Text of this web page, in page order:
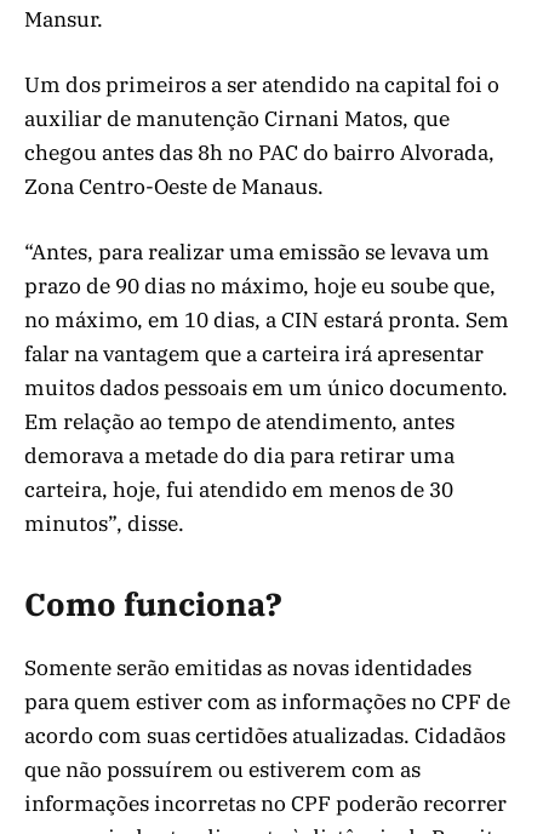
Mansur.
Um dos primeiros a ser atendido na capital foi o
auxiliar de manutenção Cirnani Matos, que
chegou antes das 8h no PAC do bairro Alvorada,
Zona Centro-Oeste de Manaus.
“Antes, para realizar uma emissão se levava um
prazo de 90 dias no máximo, hoje eu soube que,
no máximo, em 10 dias, a CIN estará pronta. Sem
falar na vantagem que a carteira irá apresentar
muitos dados pessoais em um único documento.
Em relação ao tempo de atendimento, antes
demorava a metade do dia para retirar uma
carteira, hoje, fui atendido em menos de 30
minutos”, disse.
Como funciona?
Somente serão emitidas as novas identidades
para quem estiver com as informações no CPF de
acordo com suas certidões atualizadas. Cidadãos
que não possuírem ou estiverem com as
informações incorretas no CPF poderão recorrer